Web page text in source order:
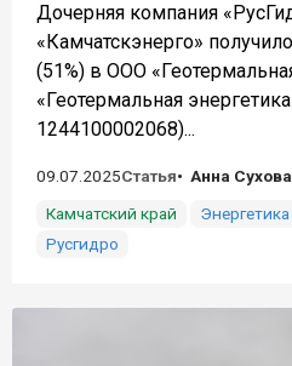
Дочерняя компания
«Камчатскэнерго»
(51%) в ООО
«Геотермальная
1244100002068)...
09.07.2025Статья
Анна Сухова
Камчатский край
Энергетика
Русгидро